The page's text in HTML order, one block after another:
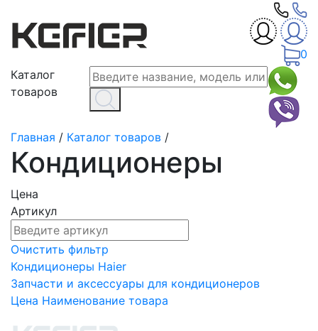
0
Каталог
товаров
Главная / Каталог товаров /
Кондиционеры
Цена
Артикул
Очистить фильтр
Кондиционеры Haier
Запчасти и аксессуары для кондиционеров
Цена Наименование товара